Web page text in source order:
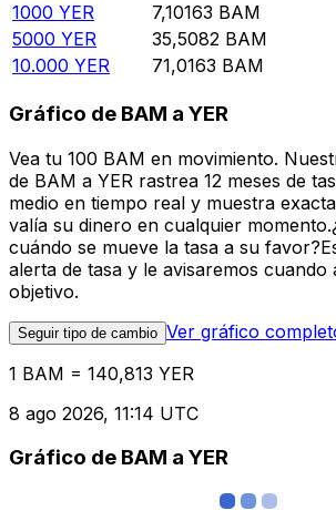
1000 YER 7,10163 BAM
5000 YER 35,5082 BAM
10.000 YER 71,0163 BAM
Gráfico de BAM a YER
Vea tu 100 BAM en movimiento.
de BAM a YER rastrea 12 meses de
medio en tiempo real y muestra
valía su dinero en cualquier
cuándo se mueve la tasa a su
alerta de tasa y le avisaremos cuando
objetivo.
Seguir tipo de cambio Ver gráfico
1 BAM = 140,813 YER
8 ago 2026, 11:14 UTC
Gráfico de BAM a YER